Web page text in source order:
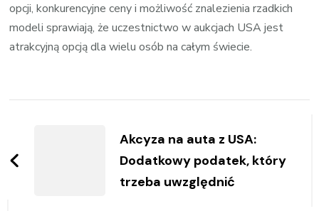
opcji, konkurencyjne ceny i możliwość znalezienia rzadkich
modeli sprawiają, że uczestnictwo w aukcjach USA jest
atrakcyjną opcją dla wielu osób na całym świecie.
Akcyza na auta z USA:
Dodatkowy podatek, który
trzeba uwzględnić